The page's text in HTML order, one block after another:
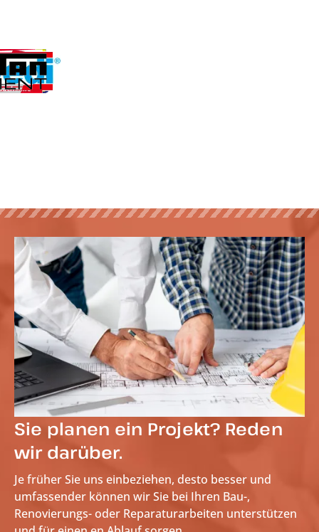
Sie planen ein Projekt? Reden
wir darüber.
Je früher Sie uns einbeziehen, desto besser und
umfassender können wir Sie bei Ihren Bau-,
Renovierungs- oder Reparaturarbeiten unterstützen